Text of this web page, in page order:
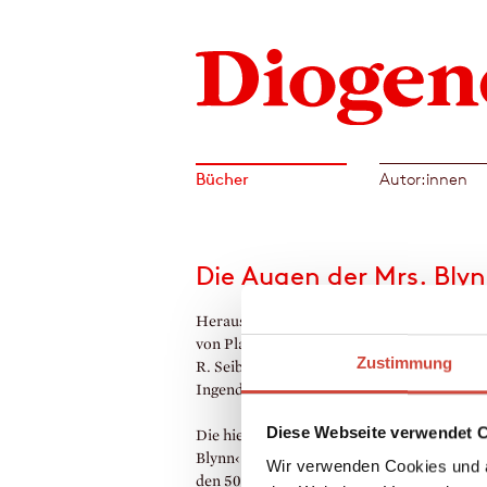
Zustimmung
Diese Webseite verwendet
Wir verwenden Cookies und
Bücher Autor:innen
Die Augen der Mrs.
Herausgegeben von Paul Ingendaay und
von Planta. Aus dem Amerikanischen von
R. Seibicke. Mit einem Nachwort von Paul
Ingendaay
Die hier unter dem Titel ›Die Augen der
Blynn‹ vorgelegten unveröffentlichten
den 50er bis 70er Jahren sind hauptsächlich